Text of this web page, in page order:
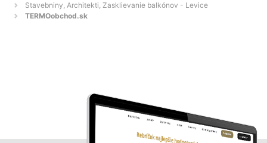
Stavebniny, Architekti, Zasklievanie balkónov - Levice
TERMOobchod.sk